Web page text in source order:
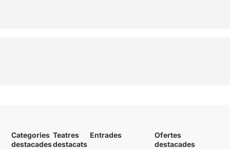
Categories
destacades
Teatres
destacats
Entrades
Ofertes
destacades